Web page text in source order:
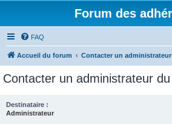
Forum des
FAQ
Accueil du forum Contacter un
Contacter un administrateur
Destinataire :
Administrateur